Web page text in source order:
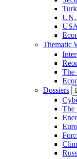
UN,
Thematic
The
Dossiers
The